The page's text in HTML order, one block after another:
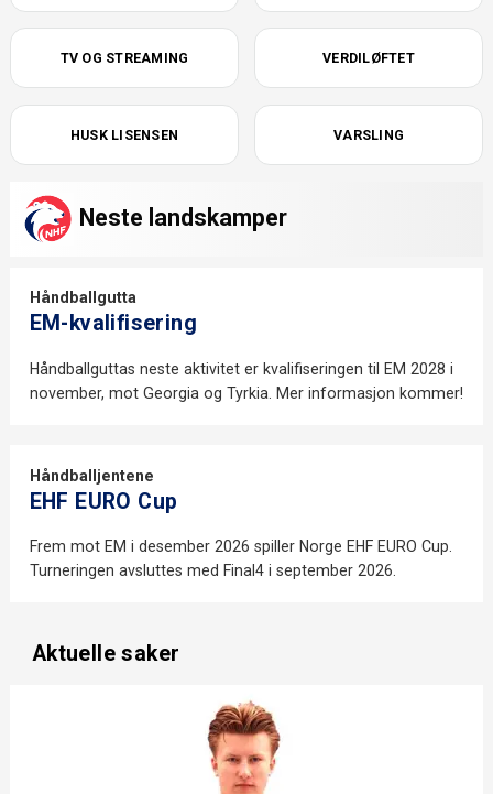
TV OG STREAMING VERDILØFTET
HUSK LISENSEN VARSLING
Neste landskamper
Håndballgutta
EM-kvalifisering
Håndballguttas neste aktivitet er kvalifiseringen til EM 2028 i
november, mot Georgia og Tyrkia. Mer informasjon kommer!
Håndballjentene
EHF EURO Cup
Frem mot EM i desember 2026 spiller Norge EHF EURO Cup.
Turneringen avsluttes med Final4 i september 2026.
Aktuelle saker